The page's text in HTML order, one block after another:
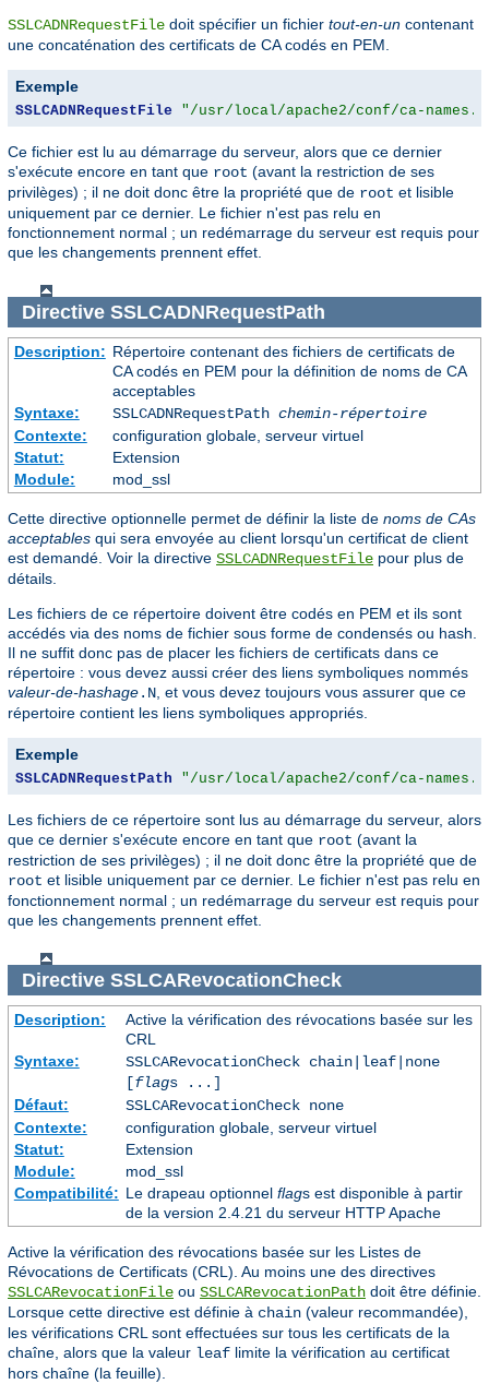
SSLCADNRequestFile doit spécifier un fichier tout-en-un contenant
une concaténation des certificats de CA codés en PEM.
Exemple
SSLCADNRequestFile "/usr/local/apache2/conf/ca-
Ce fichier est lu au démarrage du serveur, alors que ce dernier
s'exécute encore en tant que root (avant la restriction de ses
privilèges) ; il ne doit donc être la propriété que de root et lisible
uniquement par ce dernier. Le fichier n'est pas relu en
fonctionnement normal ; un redémarrage du serveur est requis pour
que les changements prennent effet.
Directive SSLCADNRequestPath
Description: Répertoire contenant des fichiers de certificats de
CA codés en PEM pour la définition de noms de CA
acceptables
Syntaxe:
SSLCADNRequestPath chemin-répertoire
Contexte:
configuration globale, serveur virtuel
Statut:
Extension
Module:
mod_ssl
Cette directive optionnelle permet de définir la liste de noms de CAs
acceptables qui sera envoyée au client lorsqu'un certificat de client
est demandé. Voir la directive SSLCADNRequestFile pour plus de
détails.
Les fichiers de ce répertoire doivent être codés en PEM et ils sont
accédés via des noms de fichier sous forme de condensés ou hash.
Il ne suffit donc pas de placer les fichiers de certificats dans ce
répertoire : vous devez aussi créer des liens symboliques nommés
valeur-de-hashage.N, et vous devez toujours vous assurer que ce
répertoire contient les liens symboliques appropriés.
Exemple
SSLCADNRequestPath "/usr/local/apache2/conf/ca-
Les fichiers de ce répertoire sont lus au démarrage du serveur, alors
que ce dernier s'exécute encore en tant que root (avant la
restriction de ses privilèges) ; il ne doit donc être la propriété que de
root et lisible uniquement par ce dernier. Le fichier n'est pas relu en
fonctionnement normal ; un redémarrage du serveur est requis pour
que les changements prennent effet.
Directive SSLCARevocationCheck
Description:
Active la vérification des révocations basée sur les
CRL
Syntaxe:
SSLCARevocationCheck chain|leaf|none
[flags ...]
Défaut:
SSLCARevocationCheck none
Contexte:
configuration globale, serveur virtuel
Statut:
Extension
Module:
mod_ssl
Compatibilité: Le drapeau optionnel flags est disponible à partir
de la version 2.4.21 du serveur HTTP Apache
Active la vérification des révocations basée sur les Listes de
Révocations de Certificats (CRL). Au moins une des directives
SSLCARevocationFile ou SSLCARevocationPath doit être définie.
Lorsque cette directive est définie à chain (valeur recommandée),
les vérifications CRL sont effectuées sur tous les certificats de la
chaîne, alors que la valeur leaf limite la vérification au certificat
hors chaîne (la feuille).